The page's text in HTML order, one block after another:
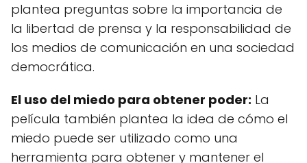
plantea preguntas sobre la importancia de
la libertad de prensa y la responsabilidad de
los medios de comunicación en una sociedad
democrática.
El uso del miedo para obtener poder: La
película también plantea la idea de cómo el
miedo puede ser utilizado como una
herramienta para obtener y mantener el